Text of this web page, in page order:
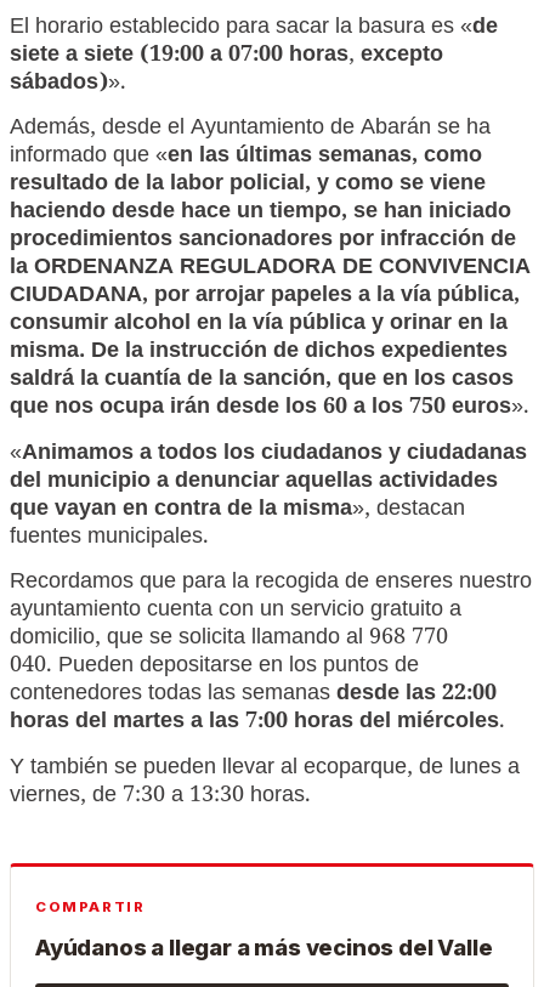
El horario establecido para sacar la basura es «de
siete a siete (19:00 a 07:00 horas, excepto
sábados)».
Además, desde el Ayuntamiento de Abarán se ha
informado que «en las últimas semanas, como
resultado de la labor policial, y como se viene
haciendo desde hace un tiempo, se han iniciado
procedimientos sancionadores por infracción de
la ORDENANZA REGULADORA DE CONVIVENCIA
CIUDADANA, por arrojar papeles a la vía pública,
consumir alcohol en la vía pública y orinar en la
misma. De la instrucción de dichos expedientes
saldrá la cuantía de la sanción, que en los casos
que nos ocupa irán desde los 60 a los 750 euros».
«Animamos a todos los ciudadanos y ciudadanas
del municipio a denunciar aquellas actividades
que vayan en contra de la misma», destacan
fuentes municipales.
Recordamos que para la recogida de enseres nuestro
ayuntamiento cuenta con un servicio gratuito a
domicilio, que se solicita llamando al 968 770
040. Pueden depositarse en los puntos de
contenedores todas las semanasdesde las 22:00
horas del martes a las 7:00 horas del miércoles.
Y también se pueden llevar al ecoparque, de lunes a
viernes, de 7:30 a 13:30 horas.
COMPARTIR
Ayúdanos a llegar a más vecinos del Valle